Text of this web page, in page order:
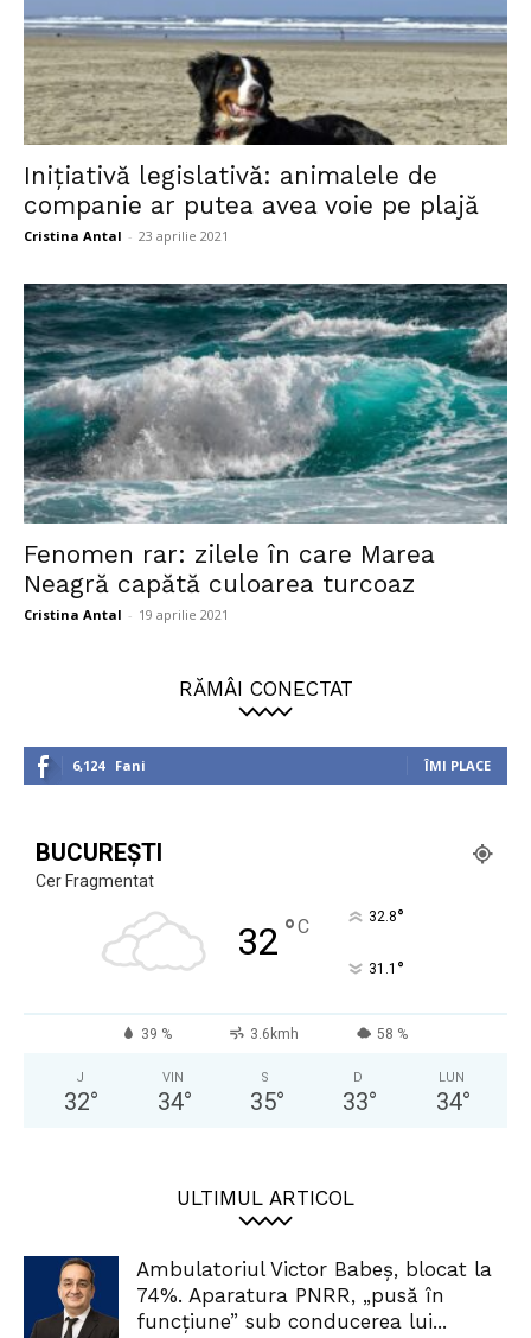
Inițiativă legislativă: animalele de
companie ar putea avea voie pe plajă
Cristina Antal - 23 aprilie 2021
Fenomen rar: zilele în care Marea
Neagră capătă culoarea turcoaz
Cristina Antal - 19 aprilie 2021
RĂMÂI CONECTAT
6,124 Fani ÎMI PLACE
BUCUREȘTI
Cer Fragmentat
32 °C 32.8°
31.1 °
39 % 3.6kmh 58 %
J
32°
VIN
34°
S
35°
D
33°
LUN
34°
ULTIMUL ARTICOL
Ambulatoriul Victor Babeș, blocat la
74%. Aparatura PNRR, „pusă în
funcțiune” sub conducerea lui...